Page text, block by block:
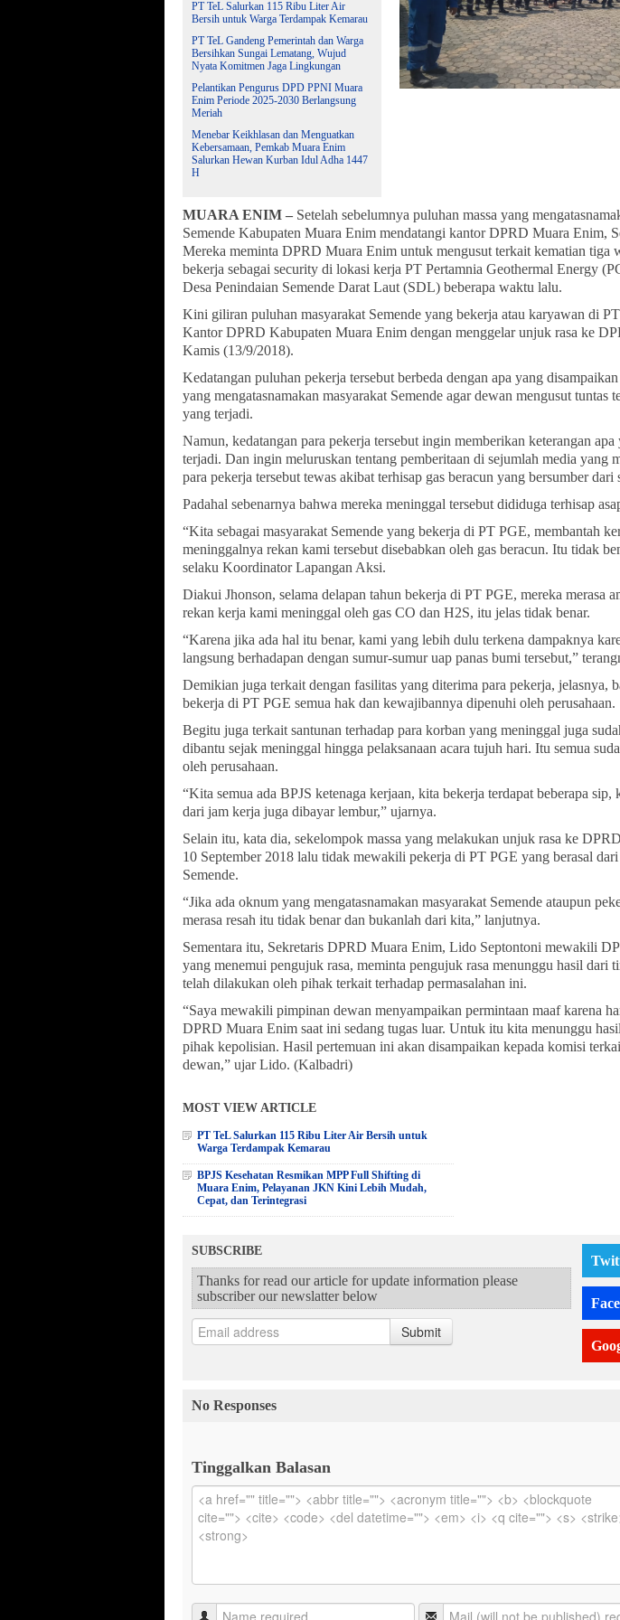
PT TeL Salurkan 115 Ribu Liter Air
Bersih untuk Warga Terdampak Kemarau
PT TeL Gandeng Pemerintah dan Warga
Bersihkan Sungai Lematang, Wujud
Nyata Komitmen Jaga Lingkungan
Pelantikan Pengurus DPD PPNI Muara
Enim Periode 2025-2030 Berlangsung
Meriah
Menebar Keikhlasan dan Menguatkan
Kebersamaan, Pemkab Muara Enim
Salurkan Hewan Kurban Idul Adha 1447
H
MUARA ENIM – Setelah sebelumnya puluhan massa yang
Semende Kabupaten Muara Enim mendatangi kantor DPRD Muara Enim,
Mereka meminta DPRD Muara Enim untuk mengusut terkait kematian tiga
bekerja sebagai security di lokasi kerja PT Pertamnia Geothermal Energy
Desa Penindaian Semende Darat Laut (SDL) beberapa waktu lalu.
Kini giliran puluhan masyarakat Semende yang bekerja atau karyawan di
Kantor DPRD Kabupaten Muara Enim dengan menggelar unjuk rasa ke
Kamis (13/9/2018).
Kedatangan puluhan pekerja tersebut berbeda dengan apa yang
yang mengatasnamakan masyarakat Semende agar dewan mengusut tuntas
yang terjadi.
Namun, kedatangan para pekerja tersebut ingin memberikan keterangan apa
terjadi. Dan ingin meluruskan tentang pemberitaan di sejumlah media yang
para pekerja tersebut tewas akibat terhisap gas beracun yang bersumber dari
Padahal sebenarnya bahwa mereka meninggal tersebut dididuga terhisap
“Kita sebagai masyarakat Semende yang bekerja di PT PGE, membantah
meninggalnya rekan kami tersebut disebabkan oleh gas beracun. Itu tidak
selaku Koordinator Lapangan Aksi.
Diakui Jhonson, selama delapan tahun bekerja di PT PGE, mereka merasa
rekan kerja kami meninggal oleh gas CO dan H2S, itu jelas tidak benar.
“Karena jika ada hal itu benar, kami yang lebih dulu terkena dampaknya
langsung berhadapan dengan sumur-sumur uap panas bumi tersebut,”
Demikian juga terkait dengan fasilitas yang diterima para pekerja, jelasnya,
bekerja di PT PGE semua hak dan kewajibannya dipenuhi oleh perusahaan.
Begitu juga terkait santunan terhadap para korban yang meninggal juga
dibantu sejak meninggal hingga pelaksanaan acara tujuh hari. Itu semua
oleh perusahaan.
“Kita semua ada BPJS ketenaga kerjaan, kita bekerja terdapat beberapa sip,
dari jam kerja juga dibayar lembur,” ujarnya.
Selain itu, kata dia, sekelompok massa yang melakukan unjuk rasa ke
10 September 2018 lalu tidak mewakili pekerja di PT PGE yang berasal dari
Semende.
“Jika ada oknum yang mengatasnamakan masyarakat Semende ataupun
merasa resah itu tidak benar dan bukanlah dari kita,” lanjutnya.
Sementara itu, Sekretaris DPRD Muara Enim, Lido Septontoni mewakili
yang menemui pengujuk rasa, meminta pengujuk rasa menunggu hasil dari
telah dilakukan oleh pihak terkait terhadap permasalahan ini.
“Saya mewakili pimpinan dewan menyampaikan permintaan maaf karena
DPRD Muara Enim saat ini sedang tugas luar. Untuk itu kita menunggu
pihak kepolisian. Hasil pertemuan ini akan disampaikan kepada komisi
dewan,” ujar Lido. (Kalbadri)
MOST VIEW ARTICLE
PT TeL Salurkan 115 Ribu Liter Air Bersih untuk
Warga Terdampak Kemarau
BPJS Kesehatan Resmikan MPP Full Shifting di
Muara Enim, Pelayanan JKN Kini Lebih Mudah,
Cepat, dan Terintegrasi
SUBSCRIBE
Thanks for read our article for update information please
subscriber our newslatter below
Submit
No Responses
Tinggalkan Balasan